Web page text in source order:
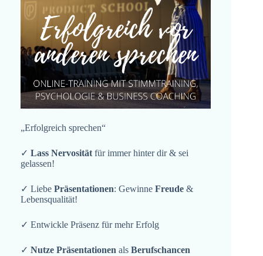
„Erfolgreich sprechen“
✓ Lass Nervositätfür immer hinter dir & sei
gelassen!
✓ Liebe Präsentationen: Gewinne Freude &
Lebensqualität!
✓ Entwickle Präsenz für mehr Erfolg
✓ Nutze Präsentationen als Berufschancen